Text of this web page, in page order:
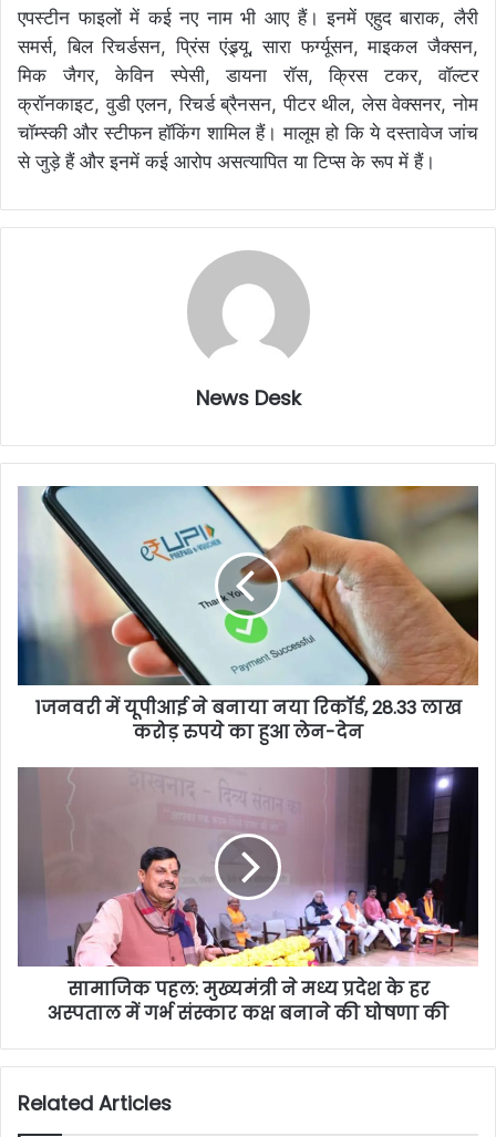
एपस्टीन फाइलों में कई नए नाम भी आए हैं। इनमें एहुद बाराक, लैरी
समर्स, बिल रिचर्डसन, प्रिंस एंड्र्यू, सारा फर्ग्यूसन, माइकल जैक्सन,
मिक जैगर, केविन स्पेसी, डायना रॉस, क्रिस टकर, वॉल्टर
क्रॉनकाइट, वुडी एलन, रिचर्ड ब्रैनसन, पीटर थील, लेस वेक्सनर, नोम
चॉम्स्की और स्टीफन हॉकिंग शामिल हैं। मालूम हो कि ये दस्तावेज जांच
से जुड़े हैं और इनमें कई आरोप असत्यापित या टिप्स के रूप में हैं।
News Desk
1️जनवरी में यूपीआई ने बनाया नया रिकॉर्ड, 28.33 लाख
करोड़ रुपये का हुआ लेन-देन
सामाजिक पहल: मुख्यमंत्री ने मध्य प्रदेश के हर
अस्पताल में गर्भ संस्कार कक्ष बनाने की घोषणा की
Related Articles